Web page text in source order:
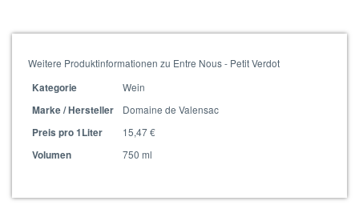
Weitere Produktinformationen zu Entre Nous - Petit Verdot
Kategorie
Wein
Marke / Hersteller
Domaine de Valensac
Preis pro 1Liter
15,47 €
Volumen
750 ml